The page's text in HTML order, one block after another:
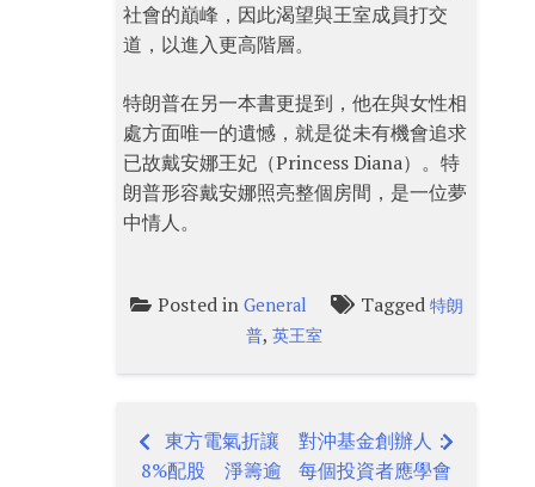
社會的巔峰，因此渴望與王室成員打交
道，以進入更高階層。
特朗普在另一本書更提到，他在與女性相
處方面唯一的遺憾，就是從未有機會追求
已故戴安娜王妃（Princess Diana）。特
朗普形容戴安娜照亮整個房間，是一位夢
中情人。
Posted in General Tagged 特朗
普,英王室
Post
東方電氣折讓
8%配股 淨籌逾
對沖基金創辦人：
每個投資者應學會